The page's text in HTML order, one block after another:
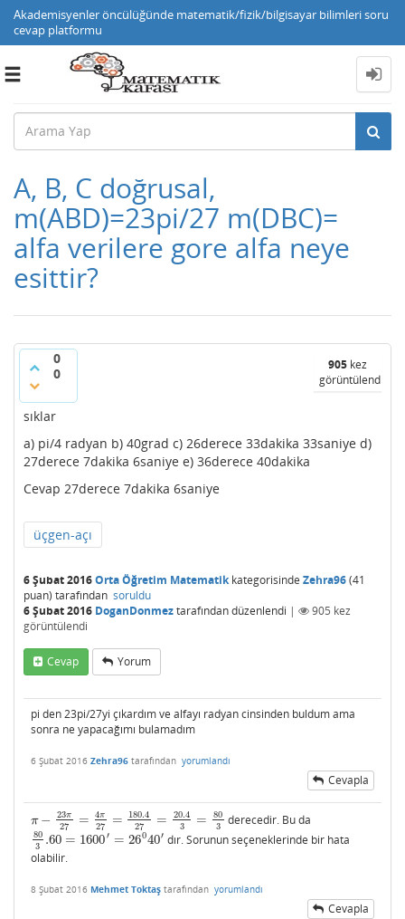
Akademisyenler öncülüğünde matematik/fizik/bilgisayar bilimleri soru
cevap platformu
Toggle
A, B, C doğrusal,
m(ABD)=23pi/27 m(DBC)=
alfa verilere gore alfa neye
esittir?
0
0
905 kez
görüntülendi
sıklar
a) pi/4 radyan b) 40grad c) 26derece 33dakika 33saniye d)
27derece 7dakika 6saniye e) 36derece 40dakika
Cevap 27derece 7dakika 6saniye
üçgen-açı
6 Şubat 2016Orta Öğretim Matematikkategorisinde Zehra96(41
puan) tarafından soruldu
6 Şubat 2016 DoganDonmeztarafındandüzenlendi | 905 kez
görüntülendi
Cevap Yorum
pi den 23pi/27yi çıkardım ve alfayı radyan cinsinden buldum ama
sonra ne yapacağımı bulamadım
6 Şubat 2016 Zehra96 tarafından yorumlandı
Cevapla
π − 23π
27 = 4π
27 =
180.4
27
=
20.4
3
=
80
3
π−23π27 =4 π27 =180.427 =20.43 80 3 derecedir. Bu da
80
3 .60 = 1600′ = 26040′
803.60 =1600′=260 40′
dır. Sorunun seçeneklerinde bir hata
olabilir.
8 Şubat 2016 Mehmet Toktaş tarafından yorumlandı
Cevapla